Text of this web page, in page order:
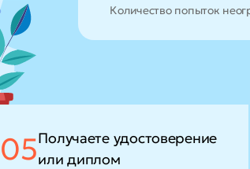
Количество попыток
05Получаете удостоверение
или диплом